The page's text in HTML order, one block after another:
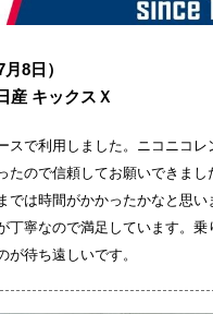
月8日）
産 キックスＸ
スで利用しました。ニコニコレ
たので信頼してお願いできまし
では時間がかかったかなと思い
丁寧なので満足しています。乗
が待ち遠しいです。